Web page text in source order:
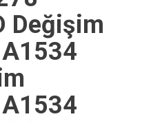
Değişim